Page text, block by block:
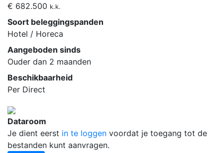
€ 682.500 k.k.
Soort beleggingspanden
Hotel / Horeca
Aangeboden sinds
Ouder dan 2 maanden
Beschikbaarheid
Per Direct
Dataroom
Je dient eerst in te loggen voordat je toegang tot de
bestanden kunt aanvragen.